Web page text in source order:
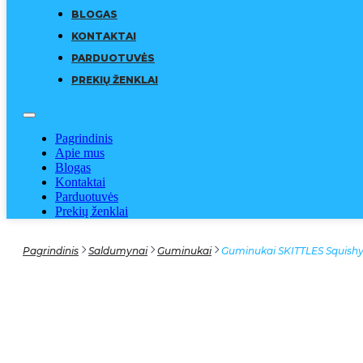
BLOGAS
KONTAKTAI
PARDUOTUVĖS
PREKIŲ ŽENKLAI
Pagrindinis
Apie mus
Blogas
Kontaktai
Parduotuvės
Prekių ženklai
Pagrindinis Saldumynai Guminukai Guminukai SKITTLES